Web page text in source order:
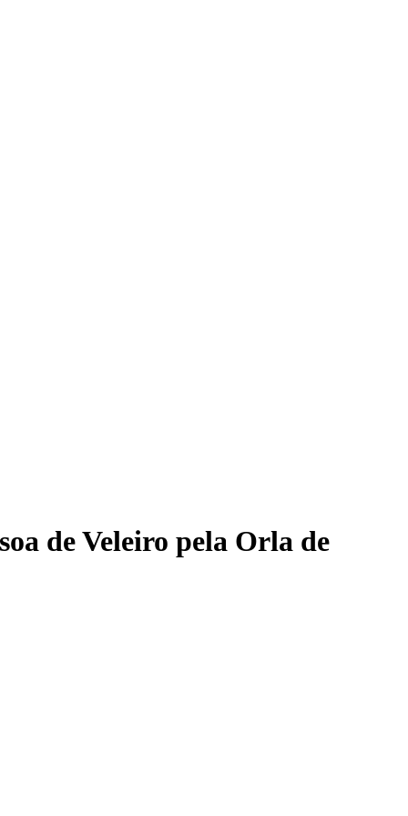
de Veleiro pela Orla de